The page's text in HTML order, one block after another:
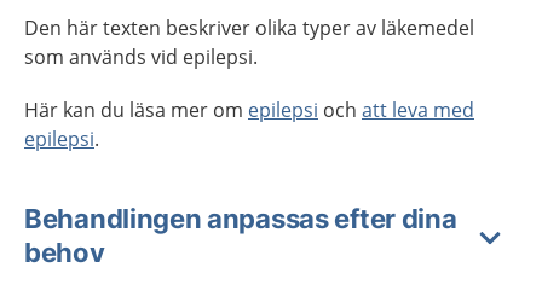
Den här texten beskriver olika typer av läkemedel
som används vid epilepsi.
Här kan du läsa mer om epilepsi och att leva med
epilepsi.
Behandlingen anpassas efter dina
behov